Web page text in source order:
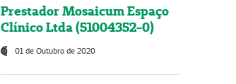
Prestador Mosaicum Espaço
Clínico Ltda (51004352-0)
01 de Outubro de 2020